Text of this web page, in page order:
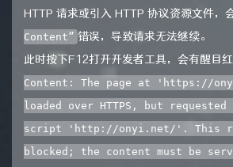
HTTP 请求或引入 HTTP 协议资源文件，
Content” 错误，导致请求无法继续。
此时按下F12打开开发者工具，会有醒目
Content: The page at 'https://
loaded over HTTPS, but
script 'http://onyi.net/'. This
blocked; the content must be